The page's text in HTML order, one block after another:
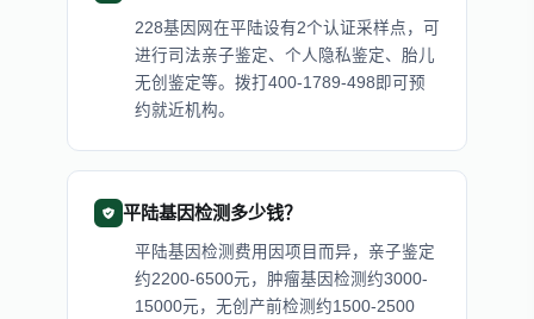
228基因网在平陆设有2个认证采样点，可
进行司法亲子鉴定、个人隐私鉴定、胎儿
无创鉴定等。拨打400-1789-498即可预
约就近机构。
平陆基因检测多少钱？
平陆基因检测费用因项目而异，亲子鉴定
约2200-6500元，肿瘤基因检测约3000-
15000元，无创产前检测约1500-2500